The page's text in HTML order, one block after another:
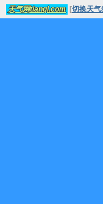
天气网tianqi.com [切换天气